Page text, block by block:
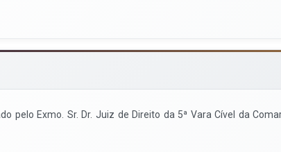
pelo Exmo. Sr. Dr. Juiz de Direito da 5ª Vara Cível da